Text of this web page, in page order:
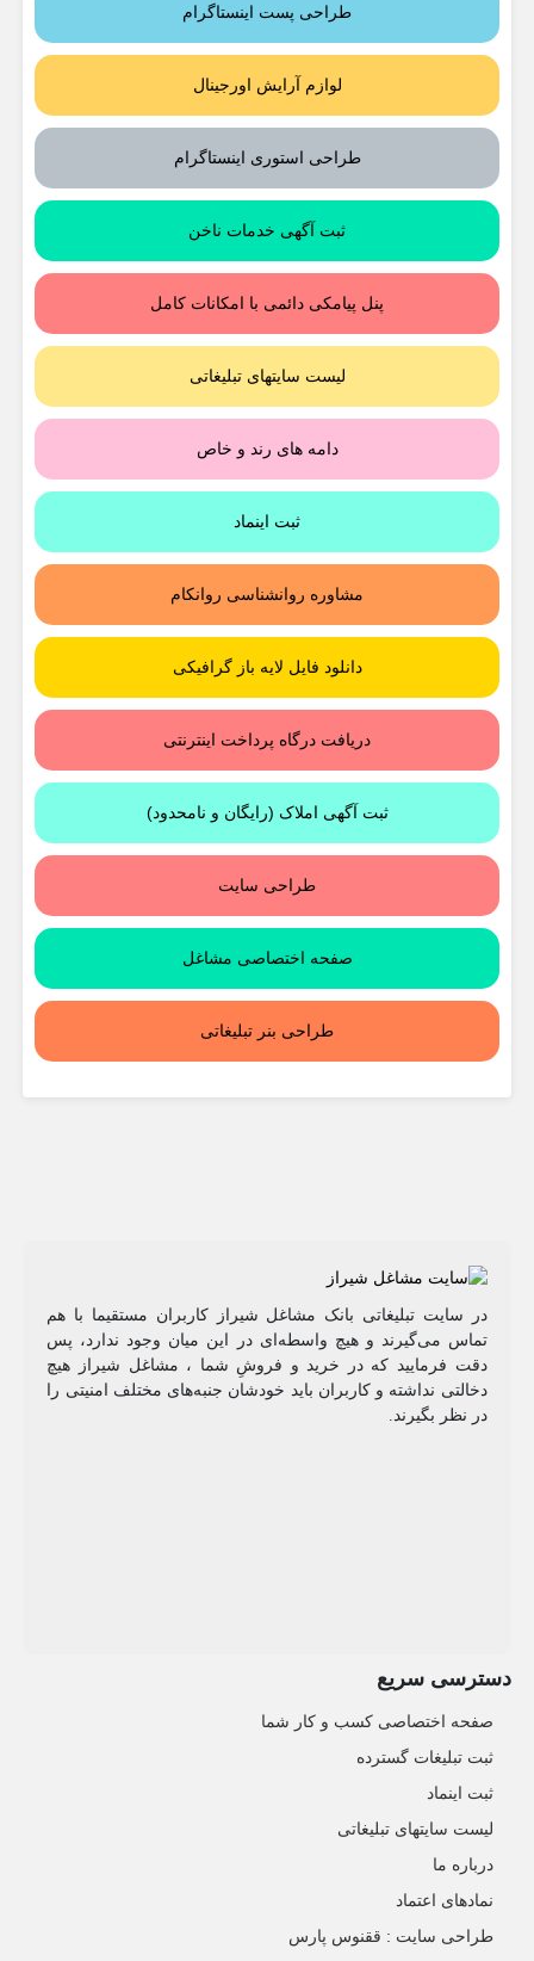
طراحی پست اینستاگرام
لوازم آرایش اورجینال
طراحی استوری اینستاگرام
ثبت آگهی خدمات ناخن
پنل پیامکی دائمی با امکانات کامل
لیست سایتهای تبلیغاتی
دامه های رند و خاص
ثبت اینماد
مشاوره روانشناسی روانکام
دانلود فایل لایه باز گرافیکی
دریافت درگاه پرداخت اینترنتی
ثبت آگهی املاک (رایگان و نامحدود)
طراحی سایت
صفحه اختصاصی مشاغل
طراحی بنر تبلیغاتی
در سایت تبلیغاتی بانک مشاغل شیراز کاربران مستقیما با هم
تماس می‌گیرند و هیچ واسطه‌ای در این میان وجود ندارد، پس
دقت فرمایید که در خرید و فروشِ شما ، مشاغل شیراز هیچ
دخالتی نداشته و کاربران باید خودشان جنبه‌های مختلف امنیتی را
در نظر بگیرند.
دسترسی سریع
صفحه اختصاصی کسب و کار شما
ثبت تبلیغات گسترده
ثبت اینماد
لیست سایتهای تبلیغاتی
درباره ما
نمادهای اعتماد
طراحی سایت : ققنوس پارس